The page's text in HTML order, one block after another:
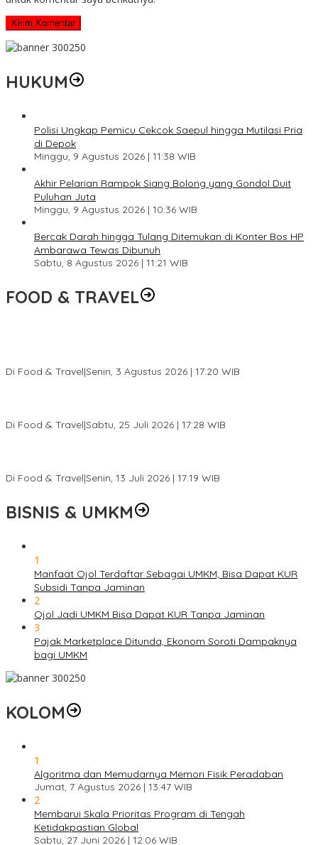
HUKUM
Polisi Ungkap Pemicu Cekcok Saepul hingga Mutilasi Pria
di Depok
Minggu, 9 Agustus 2026 | 11:38 WIB
Akhir Pelarian Rampok Siang Bolong yang Gondol Duit
Puluhan Juta
Minggu, 9 Agustus 2026 | 10:36 WIB
Bercak Darah hingga Tulang Ditemukan di Konter Bos HP
Ambarawa Tewas Dibunuh
Sabtu, 8 Agustus 2026 | 11:21 WIB
FOOD & TRAVEL
Di Food & Travel|Senin, 3 Agustus 2026 | 17:20 WIB
Di Food & Travel|Sabtu, 25 Juli 2026 | 17:28 WIB
Di Food & Travel|Senin, 13 Juli 2026 | 17:19 WIB
BISNIS & UMKM
1
Manfaat Ojol Terdaftar Sebagai UMKM, Bisa Dapat KUR
Subsidi Tanpa Jaminan
2
Ojol Jadi UMKM Bisa Dapat KUR Tanpa Jaminan
3
Pajak Marketplace Ditunda, Ekonom Soroti Dampaknya
bagi UMKM
KOLOM
1
Algoritma dan Memudarnya Memori Fisik Peradaban
Jumat, 7 Agustus 2026 | 13:47 WIB
2
Membarui Skala Prioritas Program di Tengah
Ketidakpastian Global
Sabtu, 27 Juni 2026 | 12:06 WIB